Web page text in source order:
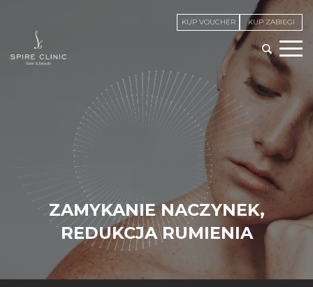
KUP VOUCHER KUP ZABIEGI
ZAMYKANIE NACZYNEK,
REDUKCJA RUMIENIA